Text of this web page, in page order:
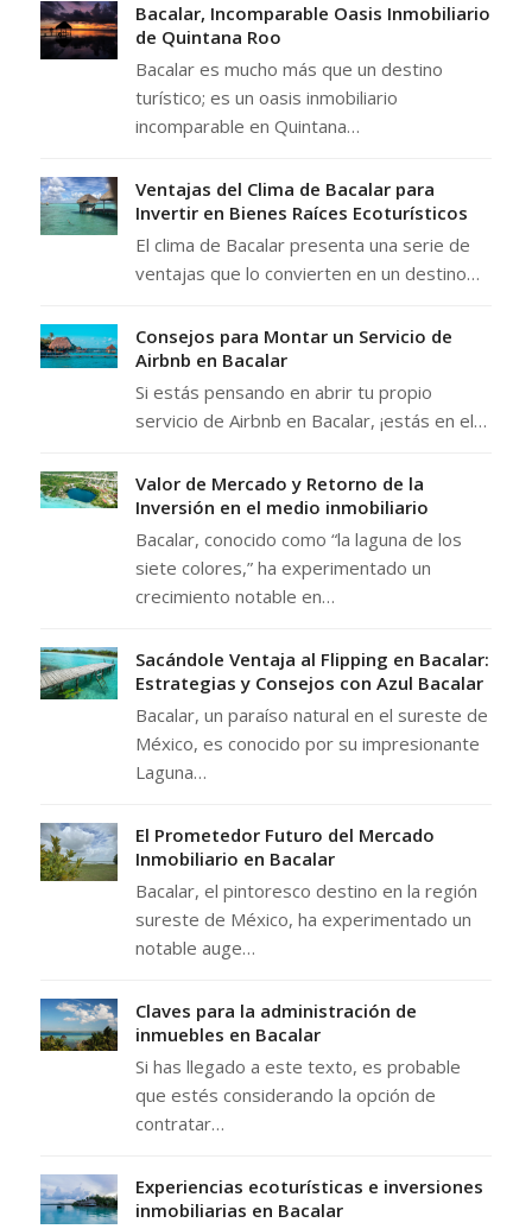
Bacalar, Incomparable Oasis Inmobiliario
de Quintana Roo
Bacalar es mucho más que un destino
turístico; es un oasis inmobiliario
incomparable en Quintana…
Ventajas del Clima de Bacalar para
Invertir en Bienes Raíces Ecoturísticos
El clima de Bacalar presenta una serie de
ventajas que lo convierten en un destino…
Consejos para Montar un Servicio de
Airbnb en Bacalar
Si estás pensando en abrir tu propio
servicio de Airbnb en Bacalar, ¡estás en el…
Valor de Mercado y Retorno de la
Inversión en el medio inmobiliario
Bacalar, conocido como “la laguna de los
siete colores,” ha experimentado un
crecimiento notable en…
Sacándole Ventaja al Flipping en Bacalar:
Estrategias y Consejos con Azul Bacalar
Bacalar, un paraíso natural en el sureste de
México, es conocido por su impresionante
Laguna…
El Prometedor Futuro del Mercado
Inmobiliario en Bacalar
Bacalar, el pintoresco destino en la región
sureste de México, ha experimentado un
notable auge…
Claves para la administración de
inmuebles en Bacalar
Si has llegado a este texto, es probable
que estés considerando la opción de
contratar…
Experiencias ecoturísticas e inversiones
inmobiliarias en Bacalar